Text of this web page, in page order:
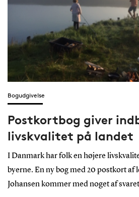
Bogudgivelse
Postkortbog giver
livskvalitet på landet
I Danmark har folk en højere
byerne. En ny bog med 20 postkort af
Johansen kommer med noget af